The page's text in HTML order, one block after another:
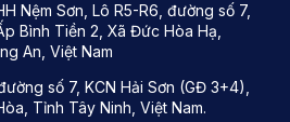
Nệm Sơn, Lô R5-R6, đường số 7,
Bình Tiền 2, Xã Đức Hòa Hạ,
An, Việt Nam
số 7, KCN Hải Sơn (GĐ 3+4),
Tỉnh Tây Ninh, Việt Nam.